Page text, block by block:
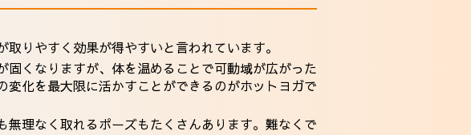
りやすく効果が得やすいと言われています。
くなりますが、体を温めることで可動域が広がった
化を最大限に活かすことができるのがホットヨガで
理なく取れるポーズもたくさんあります。難なくで